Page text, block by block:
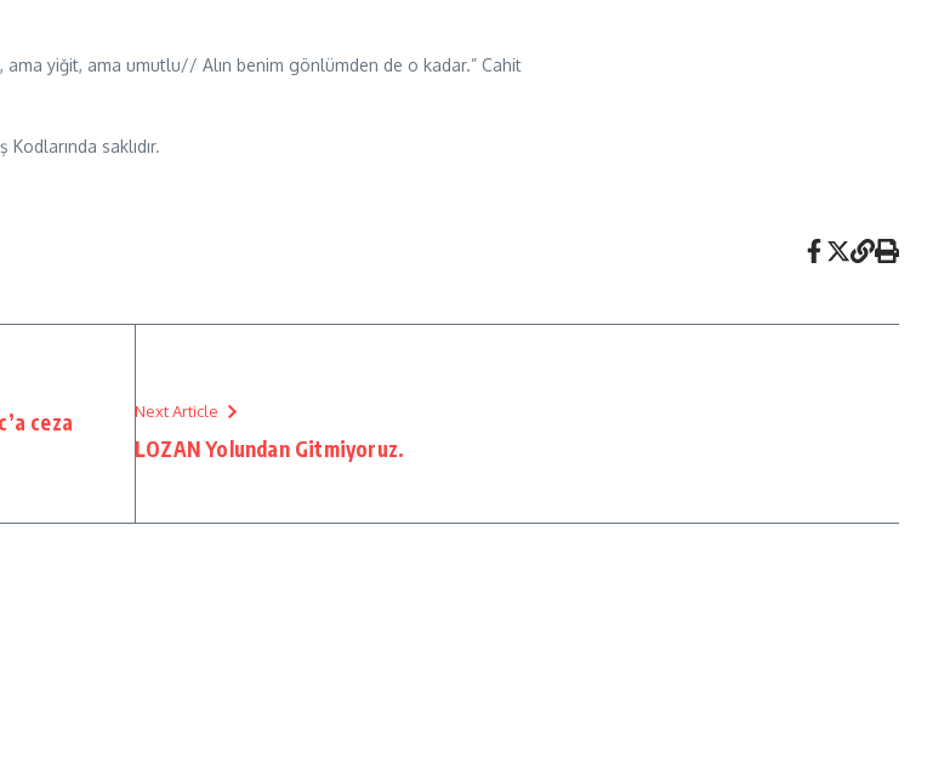
ama yiğit, ama umutlu// Alın benim gönlümden de o kadar.” Cahit
saklıdır.
ceza
Next Article
LOZAN Yolundan Gitmiyoruz.